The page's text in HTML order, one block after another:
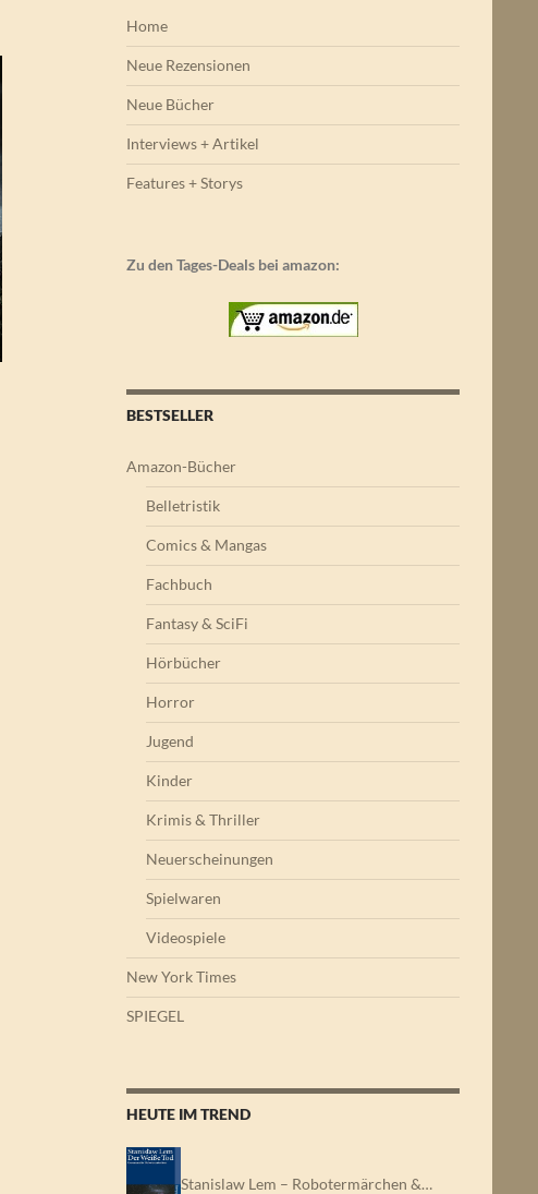
Home
Neue Rezensionen
Neue Bücher
Interviews + Artikel
Features + Storys
Zu den Tages-Deals bei amazon:
BESTSELLER
Amazon-Bücher
Belletristik
Comics & Mangas
Fachbuch
Fantasy & SciFi
Hörbücher
Horror
Jugend
Kinder
Krimis & Thriller
Neuerscheinungen
Spielwaren
Videospiele
New York Times
SPIEGEL
HEUTE IM TREND
Stanislaw Lem – Robotermärchen &…